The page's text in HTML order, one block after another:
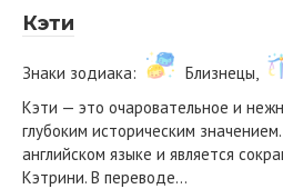
Кэти
Знаки зодиака: Близнецы,
Кэти — это очаровательное и
глубоким историческим
английском языке и является
Кэтрини. В переводе…